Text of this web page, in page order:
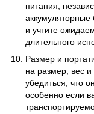
питания,
аккумуляторные
и учтите
длительного
Размер и
на размер, вес и
убедиться, что
особенно если